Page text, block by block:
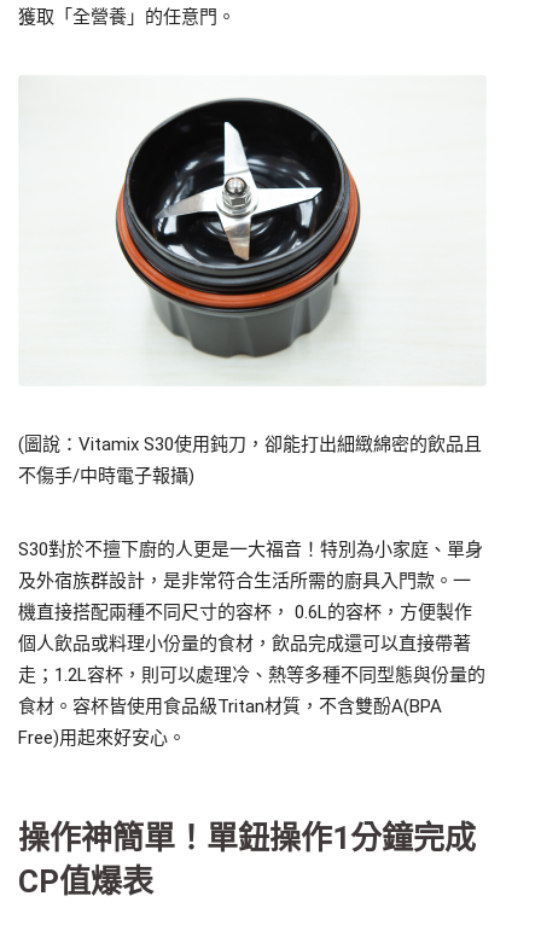
獲取「全營養」的任意門。
(圖說：Vitamix S30使用鈍刀，卻能打出細緻綿密的飲品且
不傷手/中時電子報攝)
S30對於不擅下廚的人更是一大福音！特別為小家庭、單身
及外宿族群設計，是非常符合生活所需的廚具入門款。一
機直接搭配兩種不同尺寸的容杯， 0.6L的容杯，方便製作
個人飲品或料理小份量的食材，飲品完成還可以直接帶著
走；1.2L容杯，則可以處理冷、熱等多種不同型態與份量的
食材。容杯皆使用食品級Tritan材質，不含雙酚A(BPA
Free)用起來好安心。
操作神簡單！單鈕操作1分鐘完成
CP值爆表